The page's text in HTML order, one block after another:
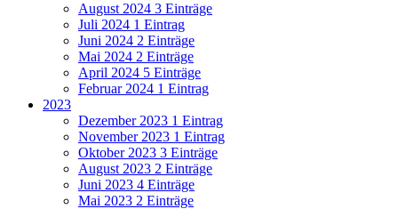
August 2024 3 Einträge
Juli 2024 1 Eintrag
Juni 2024 2 Einträge
Mai 2024 2 Einträge
April 2024 5 Einträge
Februar 2024 1 Eintrag
2023
Dezember 2023 1 Eintrag
November 2023 1 Eintrag
Oktober 2023 3 Einträge
August 2023 2 Einträge
Juni 2023 4 Einträge
Mai 2023 2 Einträge